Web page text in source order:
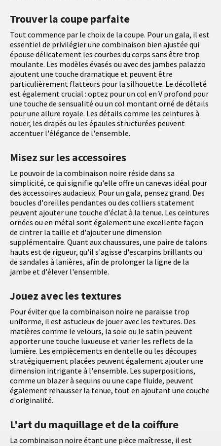
Trouver la coupe parfaite
Tout commence par le choix de la coupe. Pour un gala, il est
essentiel de privilégier une combinaison bien ajustée qui
épouse délicatement les courbes du corps sans être trop
moulante. Les modèles évasés ou avec des jambes palazzo
ajoutent une touche dramatique et peuvent être
particulièrement flatteurs pour la silhouette. Le décolleté
est également crucial : optez pour un col en V profond pour
une touche de sensualité ou un col montant orné de détails
pour une allure royale. Les détails comme les ceintures à
nouer, les drapés ou les épaules structurées peuvent
accentuer l'élégance de l'ensemble.
Misez sur les accessoires
Le pouvoir de la combinaison noire réside dans sa
simplicité, ce qui signifie qu'elle offre un canevas idéal pour
des accessoires audacieux. Pour un gala, pensez grand. Des
boucles d'oreilles pendantes ou des colliers statement
peuvent ajouter une touche d'éclat à la tenue. Les ceintures
ornées ou en métal sont également une excellente façon
de cintrer la taille et d'ajouter une dimension
supplémentaire. Quant aux chaussures, une paire de talons
hauts est de rigueur, qu'il s'agisse d'escarpins brillants ou
de sandales à lanières, afin de prolonger la ligne de la
jambe et d'élever l'ensemble.
Jouez avec les textures
Pour éviter que la combinaison noire ne paraisse trop
uniforme, il est astucieux de jouer avec les textures. Des
matières comme le velours, la soie ou le satin peuvent
apporter une touche luxueuse et varier les reflets de la
lumière. Les empiècements en dentelle ou les découpes
stratégiquement placées peuvent également ajouter une
dimension intrigante à l'ensemble. Les superpositions,
comme un blazer à sequins ou une cape fluide, peuvent
également rehausser la tenue, tout en ajoutant une couche
d'originalité.
L'art du maquillage et de la coiffure
La combinaison noire étant une pièce maîtresse, il est